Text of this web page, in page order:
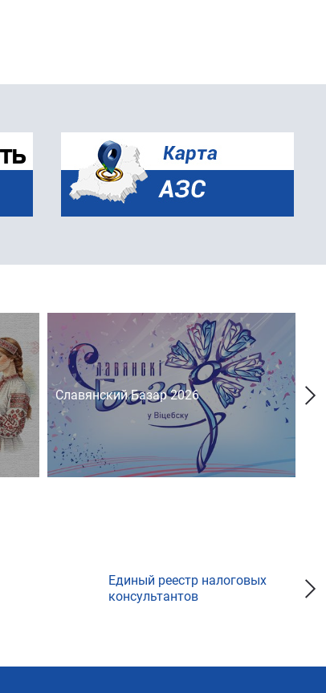
Славянский Базар 2026
Единый реестр налоговых
консультантов